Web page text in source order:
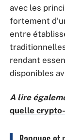
avec les
fortement
entre
rendant
disponibles
A lire
quelle